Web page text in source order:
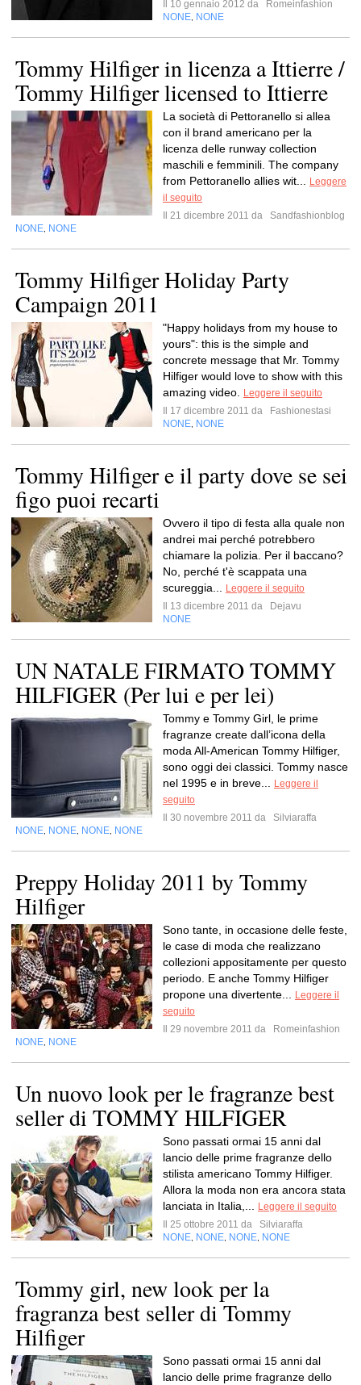
Il 10 gennaio 2012 da
Romeinfashion
NONE NONE
Tommy Hilfiger in licenza a Ittierre /
Tommy Hilfiger licensed to Ittierre
La società di Pettoranello si allea
con il brand americano per la
licenza delle runway collection
maschili e femminili. The company
from Pettoranello allies wit...
Leggere
il seguito
Il 21 dicembre 2011 da
Sandfashionblog
NONE NONE
Tommy Hilfiger Holiday Party
Campaign 2011
"Happy holidays from my house to
yours": this is the simple and
concrete message that Mr. Tommy
Hilfiger would love to show with this
amazing video.
Leggere il seguito
Il 17 dicembre 2011 da
Fashionestasi
NONE NONE
Tommy Hilfiger e il party dove se sei
figo puoi recarti
Ovvero il tipo di festa alla quale non
andrei mai perché potrebbero
chiamare la polizia. Per il baccano?
No, perché t'è scappata una
scureggia...
Leggere il seguito
Il 13 dicembre 2011 da
Dejavu
NONE
UN NATALE FIRMATO TOMMY
HILFIGER (Per lui e per lei)
Tommy e Tommy Girl, le prime
fragranze create dall’icona della
moda All-American Tommy Hilfiger,
sono oggi dei classici. Tommy nasce
nel 1995 e in breve...
Leggere il
seguito
Il 30 novembre 2011 da
Silviaraffa
NONE NONE NONE NONE
Preppy Holiday 2011 by Tommy
Hilfiger
Sono tante, in occasione delle feste,
le case di moda che realizzano
collezioni appositamente per questo
periodo. E anche Tommy Hilfiger
propone una divertente...
Leggere il
seguito
Il 29 novembre 2011 da
Romeinfashion
NONE NONE
Un nuovo look per le fragranze best
seller di TOMMY HILFIGER
Sono passati ormai 15 anni dal
lancio delle prime fragranze dello
stilista americano Tommy Hilfiger.
Allora la moda non era ancora stata
lanciata in Italia,...
Leggere il seguito
Il 25 ottobre 2011 da
Silviaraffa
NONE NONE NONE NONE
Tommy girl, new look per la
fragranza best seller di Tommy
Hilfiger
Sono passati ormai 15 anni dal
lancio delle prime fragranze dello